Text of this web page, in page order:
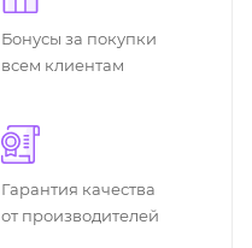
Бонусы за покупки
всем клиентам
Гарантия качества
от производителей